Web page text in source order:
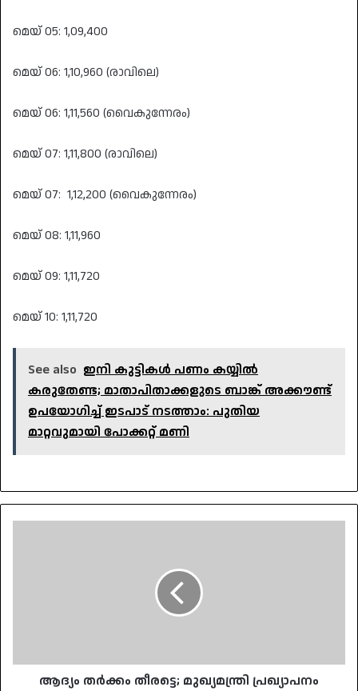
മെയ് 05: 1,09,400
മെയ് 06: 1,10,960 (രാവിലെ)
മെയ് 06: 1,11,560 (വൈകുന്നേരം)
മെയ് 07: 1,11,800 (രാവിലെ)
മെയ് 07: 1,12,200 (വൈകുന്നേരം)
മെയ് 08: 1,11,960
മെയ് 09: 1,11,720
മെയ് 10: 1,11,720
See also ഇനി കുട്ടികള്‍ പണം കയ്യില്‍
കരുതേണ്ട; മാതാപിതാക്കളുടെ ബാങ്ക് അക്കൗണ്ട്
ഉപയോഗിച്ച് ഇടപാട് നടത്താം: പുതിയ
മാറ്റവുമായി പോക്കറ്റ് മണി
ഗാന്ധി
ആദ്യം തര്‍ക്കം തീരട്ടെ; മുഖ്യമന്ത്രി പ്രഖ്യാപനം